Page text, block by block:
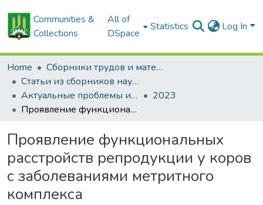
Communities &
Collections
All of
DSpace
Statistics Log In
Home
Сборники трудов и материалов конференций
Статьи из сборников научных трудов
Актуальные проблемы интенсивного развития животноводства: сб. науч. тр.
2023
Проявление функциональных расстройств репродукции у коров с заболеваниями метритного комплекса
Проявление функциональных
расстройств репродукции у коров
с заболеваниями метритного
комплекса